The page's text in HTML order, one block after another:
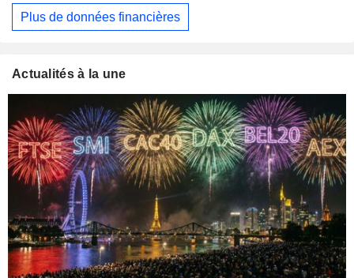
Plus de données financières
Actualités à la une